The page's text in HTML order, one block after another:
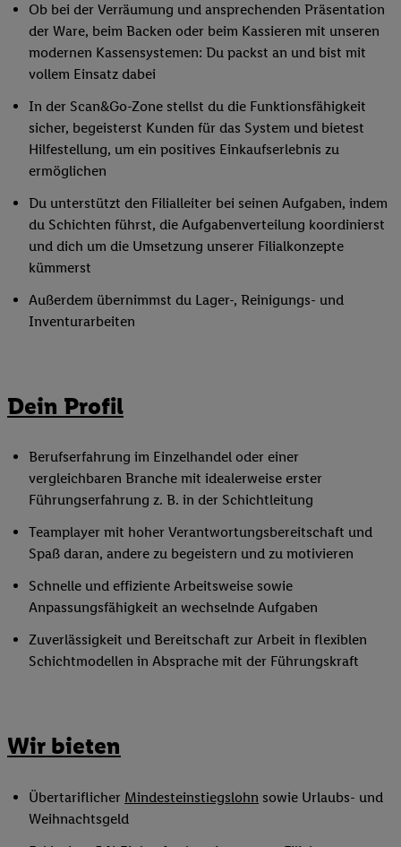
Ob bei der Verräumung und ansprechenden Präsentation
der Ware, beim Backen oder beim Kassieren mit unseren
modernen Kassensystemen: Du packst an und bist mit
vollem Einsatz dabei
In der Scan&Go-Zone stellst du die Funktionsfähigkeit
sicher, begeisterst Kunden für das System und bietest
Hilfestellung, um ein positives Einkaufserlebnis zu
ermöglichen
Du unterstützt den Filialleiter bei seinen Aufgaben, indem
du Schichten führst, die Aufgabenverteilung koordinierst
und dich um die Umsetzung unserer Filialkonzepte
kümmerst
Außerdem übernimmst du Lager-, Reinigungs- und
Inventurarbeiten
Dein Profil
Berufserfahrung im Einzelhandel oder einer
vergleichbaren Branche mit idealerweise erster
Führungserfahrung z. B. in der Schichtleitung
Teamplayer mit hoher Verantwortungsbereitschaft und
Spaß daran, andere zu begeistern und zu motivieren
Schnelle und effiziente Arbeitsweise sowie
Anpassungsfähigkeit an wechselnde Aufgaben
Zuverlässigkeit und Bereitschaft zur Arbeit in flexiblen
Schichtmodellen in Absprache mit der Führungskraft
Wir bieten
Übertariflicher Mindesteinstiegslohn sowie Urlaubs- und
Weihnachtsgeld